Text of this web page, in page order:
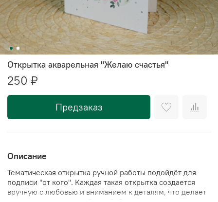
Открытка акварельная "Желаю счастья"
250 ₽
Предзаказ
Описание
Тематическая открытка ручной работы подойдёт для
подписи "от кого". Каждая такая открытка создается
вручную с любовью и вниманием к деталям, что делает